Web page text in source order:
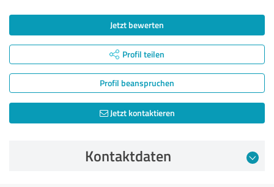
Jetzt bewerten
Profil teilen
Profil beanspruchen
Jetzt kontaktieren
Kontaktdaten